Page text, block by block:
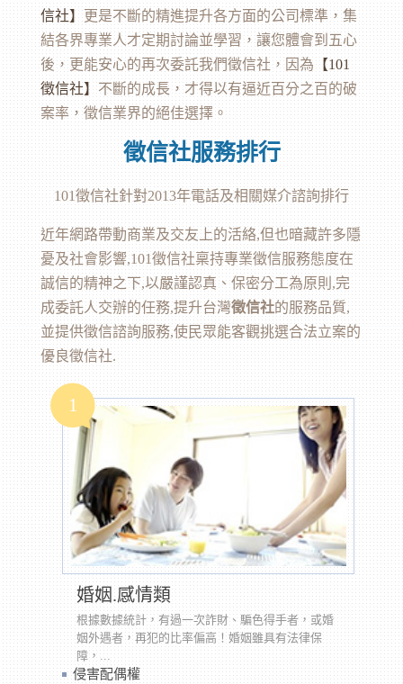
信社】更是不斷的精進提升各方面的公司標準，集
結各界專業人才定期討論並學習，讓您體會到五心
後，更能安心的再次委託我們徵信社，因為【101
徵信社】不斷的成長，才得以有逼近百分之百的破
案率，徵信業界的絕佳選擇。
徵信社服務排行
101徵信社針對2013年電話及相關媒介諮詢排行
近年網路帶動商業及交友上的活絡,但也暗藏許多隱
憂及社會影響,101徵信社稟持專業徵信服務態度在
誠信的精神之下,以嚴謹認真、保密分工為原則,完
成委託人交辦的任務,提升台灣徵信社的服務品質,
並提供徵信諮詢服務,使民眾能客觀挑選合法立案的
優良徵信社.
婚姻.感情類
根據數據統計，有過一次詐財、騙色得手者，或婚
姻外遇者，再犯的比率偏高！婚姻雖具有法律保
障，...
1
侵害配偶權